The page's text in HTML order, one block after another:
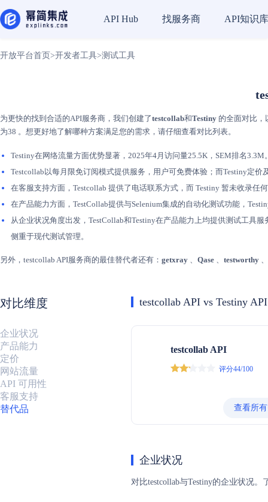
API Hub 找服务商 API知识库
开放平台首页 >开发者工具>测试工具
为更快的找到合适的API服务商，我们创建了testcollab和Testiny 的全面对比，
为38 。想更好地了解哪种方案满足您的需求，请仔细查看对比列表。
Testiny在网络流量方面优势显著，2025年4月访问量25.5K，SEM排名
Testcollab以每月限免订阅模式提供服务，用户可免费体验；而Testiny定
在客服支持方面，Testcollab 提供了电话联系方式，而 Testiny 暂未收录
在产品能力方面，TestCollab提供与Selenium集成的自动化测试功能，
从企业状况角度出发，TestCollab和Testiny在产品能力上均提供测试工具
侧重于现代测试管理。
另外，testcollab API服务商的最佳替代者还有： getxray 、 Qase 、 testworthy 、
对比维度
企业状况
产品能力
定价
网站流量
API 可用性
客服支持
替代品
testcollab API vs Testiny API
testcollab API
评分44/100
查看所
企业状况
对比testcollab与Testiny的企业状况